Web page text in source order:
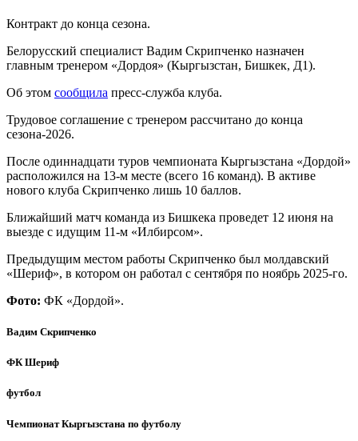
Контракт до конца сезона.
Белорусский специалист Вадим Скрипченко назначен
главным тренером «Дордоя» (Кыргызстан, Бишкек, Д1).
Об этом сообщила пресс-служба клуба.
Трудовое соглашение с тренером рассчитано до конца
сезона-2026.
После одиннадцати туров чемпионата Кыргызстана «Дордой»
расположился на 13-м месте (всего 16 команд). В активе
нового клуба Скрипченко лишь 10 баллов.
Ближайший матч команда из Бишкека проведет 12 июня на
выезде с идущим 11-м «Илбирсом».
Предыдущим местом работы Скрипченко был молдавский
«Шериф», в котором он работал с сентября по ноябрь 2025-го.
Фото: ФК «Дордой».
Вадим Скрипченко
ФК Шериф
футбол
Чемпионат Кыргызстана по футболу